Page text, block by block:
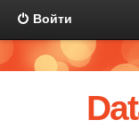
Войти